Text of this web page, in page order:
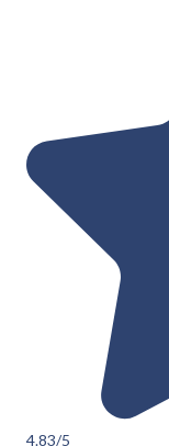
4.83/5